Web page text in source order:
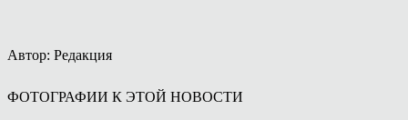
Автор: Редакция
ФОТОГРАФИИ К ЭТОЙ НОВОСТИ